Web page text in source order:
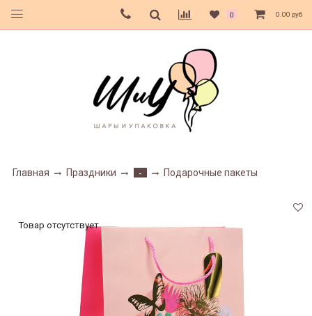
0 0.00 руб
Главная Праздники - Подарочные пакеты
Товар отсутствует